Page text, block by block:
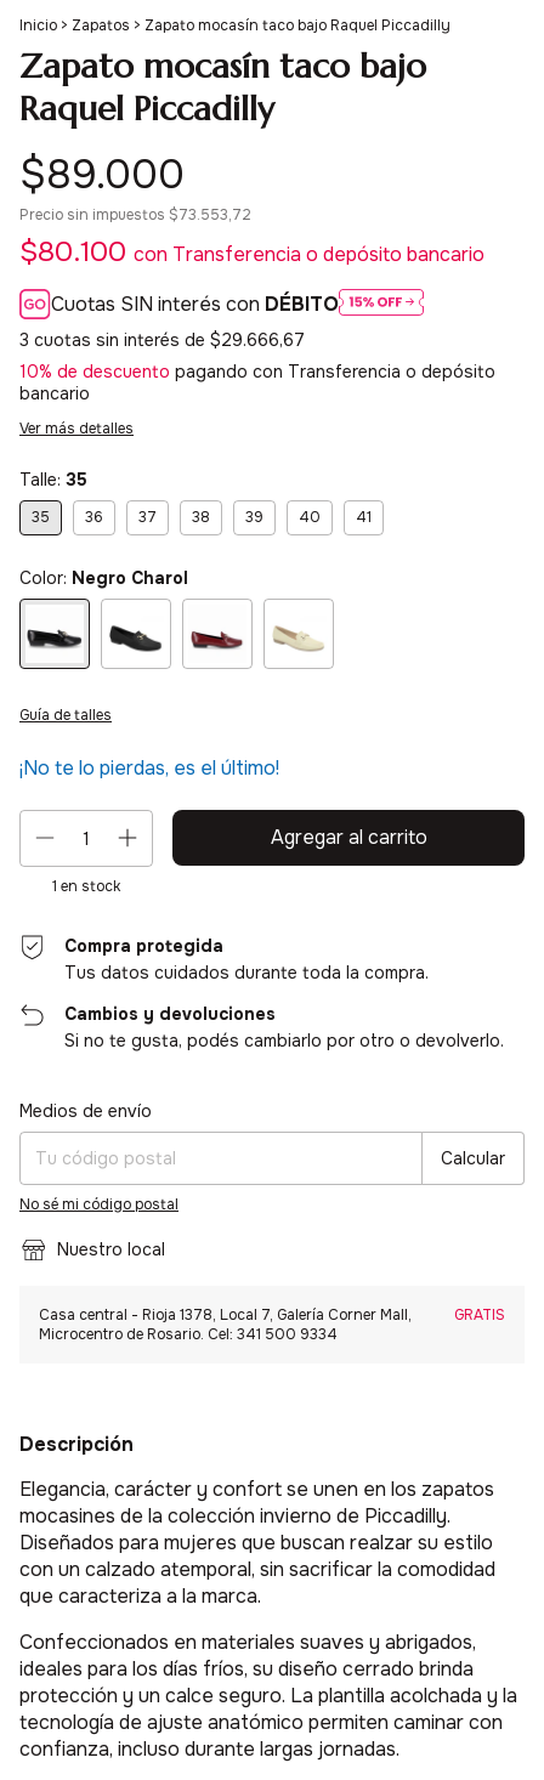
Inicio > Zapatos > Zapato mocasín taco bajo Raquel Piccadilly
Zapato mocasín taco bajo
Raquel Piccadilly
$89.000
Precio sin impuestos $73.553,72
$80.100 con Transferencia o depósito bancario
Cuotas SIN interés con DÉBITO
3 cuotas sin interés de $29.666,67
10% de descuento pagando con Transferencia o depósito
bancario
Ver más detalles
Talle: 35
35 36 37 38 39 40 41
Color: Negro Charol
Guía de talles
¡No te lo pierdas, es el último!
1 en stock
Compra protegida
Tus datos cuidados durante toda la compra.
Cambios y devoluciones
Si no te gusta, podés cambiarlo por otro o devolverlo.
Entregas para el CP:
Medios de envío
Calcular
No sé mi código postal
Nuestro local
Casa central - Rioja 1378, Local 7, Galería Corner Mall,
Microcentro de Rosario. Cel: 341 500 9334
GRATIS
Descripción
Elegancia, carácter y confort se unen en los zapatos
mocasines de la colección invierno de Piccadilly.
Diseñados para mujeres que buscan realzar su estilo
con un calzado atemporal, sin sacrificar la comodidad
que caracteriza a la marca.
Confeccionados en materiales suaves y abrigados,
ideales para los días fríos, su diseño cerrado brinda
protección y un calce seguro. La plantilla acolchada y la
tecnología de ajuste anatómico permiten caminar con
confianza, incluso durante largas jornadas.